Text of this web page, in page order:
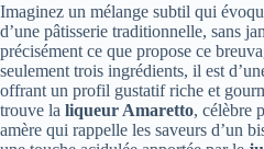
Imaginez un mélange subtil qui
d’une pâtisserie traditionnelle, sans
précisément ce que propose ce
seulement trois ingrédients, il est
offrant un profil gustatif riche et
trouve la liqueur Amaretto, célèbre
amère qui rappelle les saveurs d’un